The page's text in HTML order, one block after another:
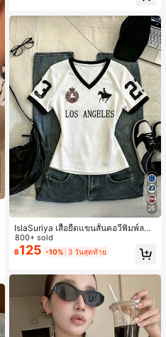
26
IslaSuriya เสื้อยืดแขนสั้นคอวีพิมพ์ลาย
สีตัดกันสำหรับผู้หญิง
800+ sold
฿125 -10% 3 วันสุดท้าย